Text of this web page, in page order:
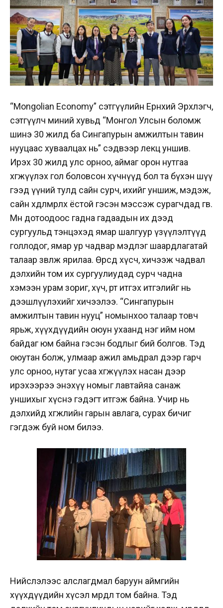
“Mongolian Economy” сэтгүүлийн Ерөнхий Эрхлэгч,
сэтгүүлч миний хувьд “Монгол Улсын боломж
шинэ 30 жилд ба Сингапурын амжилтын тавин
нууцаас хуваалцах нь” сэдвээр лекц уншив.
Ирэх 30 жилд улс орноо, аймаг орон нутгаа
хөгжүүлэх гол боловсон хүчнүүд бол та бүхэн шүү
гээд үүний тулд сайн сурч, ихийг уншиж, мэдэж,
сайн хөдөлмөрлөх ёстой гэсэн мэссэж сурагчдад өгөв.
Мөн дотоодоос гадна гадаадын их дээд
сургуульд тэнцэхэд ямар шалгуур үзүүлэлтүүд
голлодог, ямар ур чадвар мэдлэг шаардлагатай
талаар зөвлөж ярилаа. Өөрсдөө хүсч, хичээж чадвал
дэлхийн том их сургуулиудад сурч чадна
хэмээн урам зориг, хүч, өөртөө итгэх итгэлийг нь
дээшлүүлэхийг хичээлээ. “Сингапурын
амжилтын тавин нууц” номынхоо талаар товч
ярьж, хүүхдүүдийн оюун ухаанд нэг ийм ном
байдаг юм байна гэсэн бодлыг бий болгов. Тэд
оюутан болж, улмаар ажил амьдрал дээр гарч
улс орноо, нутаг усаа хөгжүүлэх насан дээр
ирэхээрээ энэхүү номыг лавтайяа санаж
уншихыг хүснэ гэдэгт итгэж байна. Учир нь
дэлхийд хөгжлийн гарын авлага, сурах бичиг
гэгдэж буй ном билээ.
Нийслэлээс алслагдмал баруун аймгийн
хүүхдүүдийн хүсэл мөрөөдөл том байна. Тэд